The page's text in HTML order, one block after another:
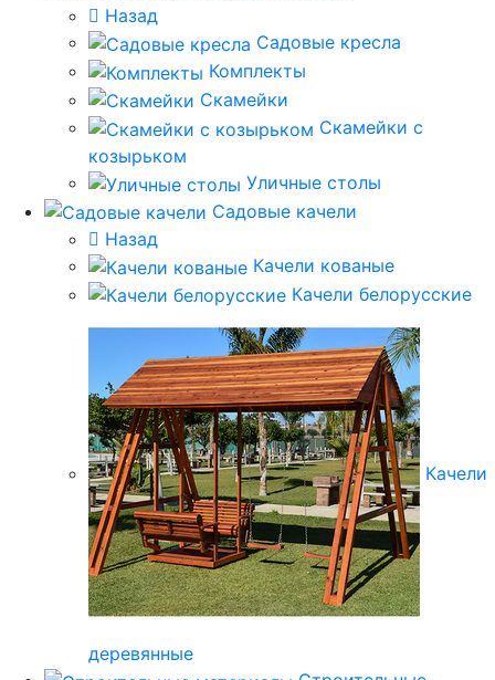
Назад
Садовые кресла
Комплекты
Скамейки
Скамейки с
козырьком
Уличные столы
Садовые качели
Назад
Качели кованые
Качели белорусские
Качели
деревянные